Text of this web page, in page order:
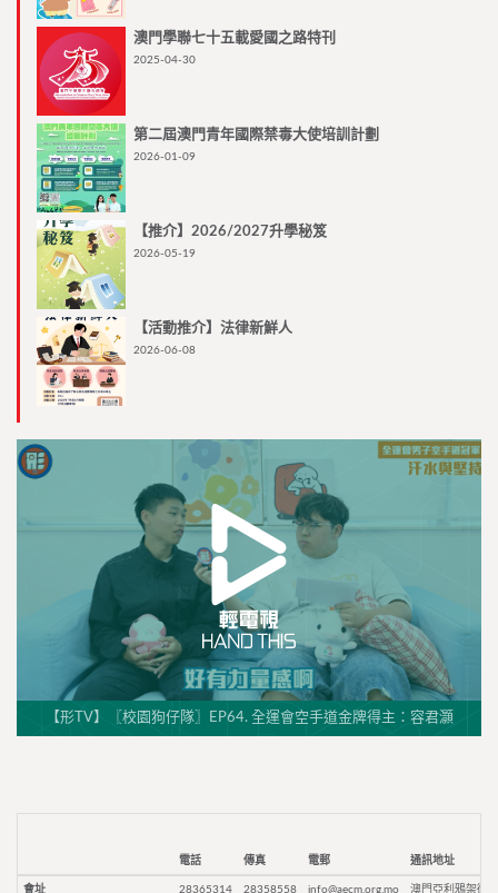
澳門學聯七十五載愛國之路特刊
2025-04-30
第二屆澳門青年國際禁毒大使培訓計劃
2026-01-09
【推介】2026/2027升學秘笈
2026-05-19
【活動推介】法律新鮮人
2026-06-08
【形TV】〖校園狗仔隊〗EP64. 全運會空手道金牌得主：容君灝
電話 傳真 電郵 通訊地址
會址 28365314 28358558 info@aecm.org.mo 澳門亞利鴉架街9